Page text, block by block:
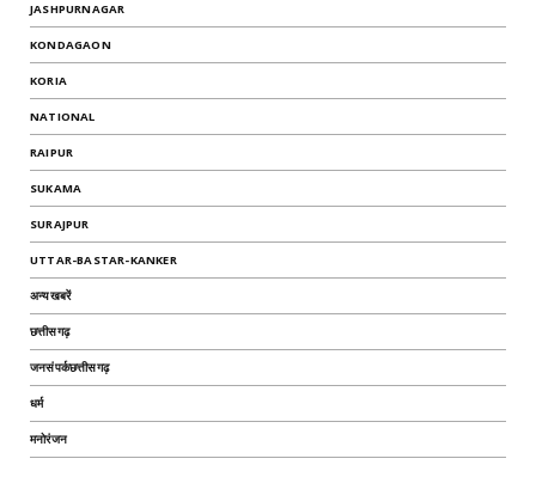
JASHPURNAGAR
KONDAGAON
KORIA
NATIONAL
RAIPUR
SUKAMA
SURAJPUR
UTTAR-BASTAR-KANKER
अन्यखबरें
छत्तीसगढ़
जनसंपर्कछत्तीसगढ़
धर्म
मनोरंजन